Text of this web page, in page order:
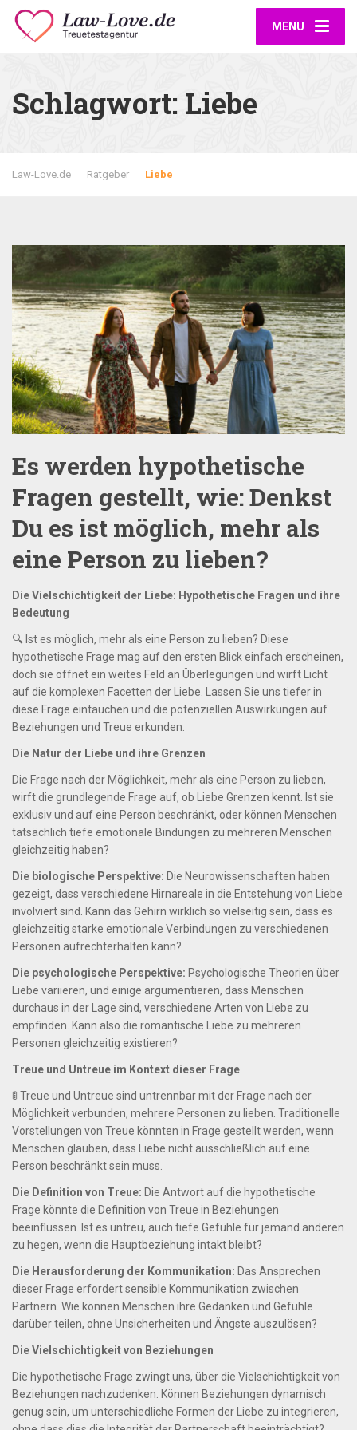
MENU
Schlagwort: Liebe
Law-Love.de Ratgeber Liebe
Es werden hypothetische
Fragen gestellt, wie: Denkst
Du es ist möglich, mehr als
eine Person zu lieben?
Die Vielschichtigkeit der Liebe: Hypothetische Fragen und ihre
Bedeutung
🔍 Ist es möglich, mehr als eine Person zu lieben? Diese
hypothetische Frage mag auf den ersten Blick einfach erscheinen,
doch sie öffnet ein weites Feld an Überlegungen und wirft Licht
auf die komplexen Facetten der Liebe. Lassen Sie uns tiefer in
diese Frage eintauchen und die potenziellen Auswirkungen auf
Beziehungen und Treue erkunden.
Die Natur der Liebe und ihre Grenzen
Die Frage nach der Möglichkeit, mehr als eine Person zu lieben,
wirft die grundlegende Frage auf, ob Liebe Grenzen kennt. Ist sie
exklusiv und auf eine Person beschränkt, oder können Menschen
tatsächlich tiefe emotionale Bindungen zu mehreren Menschen
gleichzeitig haben?
Die biologische Perspektive: Die Neurowissenschaften haben
gezeigt, dass verschiedene Hirnareale in die Entstehung von Liebe
involviert sind. Kann das Gehirn wirklich so vielseitig sein, dass es
gleichzeitig starke emotionale Verbindungen zu verschiedenen
Personen aufrechterhalten kann?
Die psychologische Perspektive: Psychologische Theorien über
Liebe variieren, und einige argumentieren, dass Menschen
durchaus in der Lage sind, verschiedene Arten von Liebe zu
empfinden. Kann also die romantische Liebe zu mehreren
Personen gleichzeitig existieren?
Treue und Untreue im Kontext dieser Frage
🚦 Treue und Untreue sind untrennbar mit der Frage nach der
Möglichkeit verbunden, mehrere Personen zu lieben. Traditionelle
Vorstellungen von Treue könnten in Frage gestellt werden, wenn
Menschen glauben, dass Liebe nicht ausschließlich auf eine
Person beschränkt sein muss.
Die Definition von Treue: Die Antwort auf die hypothetische
Frage könnte die Definition von Treue in Beziehungen
beeinflussen. Ist es untreu, auch tiefe Gefühle für jemand anderen
zu hegen, wenn die Hauptbeziehung intakt bleibt?
Die Herausforderung der Kommunikation: Das Ansprechen
dieser Frage erfordert sensible Kommunikation zwischen
Partnern. Wie können Menschen ihre Gedanken und Gefühle
darüber teilen, ohne Unsicherheiten und Ängste auszulösen?
Die Vielschichtigkeit von Beziehungen
Die hypothetische Frage zwingt uns, über die Vielschichtigkeit von
Beziehungen nachzudenken. Können Beziehungen dynamisch
genug sein, um unterschiedliche Formen der Liebe zu integrieren,